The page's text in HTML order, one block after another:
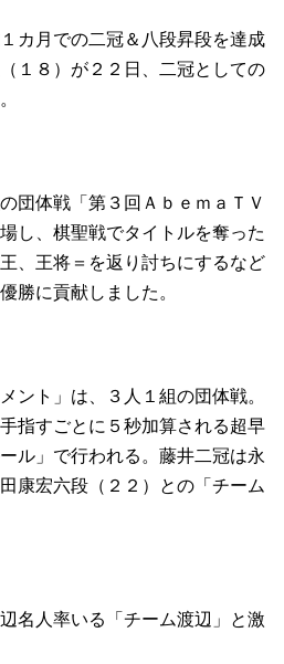
カ月での二冠＆八段昇段を達成
１８）が２２日、二冠としての
団体戦「第３回ＡｂｅｍａＴＶ
し、棋聖戦でタイトルを奪った
、王将＝を返り討ちにするなど
勝に貢献しました。
ント」は、３人１組の団体戦。
指すごとに５秒加算される超早
ル」で行われる。藤井二冠は永
康宏六段（２２）との「チーム
名人率いる「チーム渡辺」と激